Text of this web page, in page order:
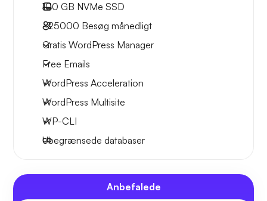
100 GB NVMe SSD
~25000 Besøg månedligt
Gratis WordPress Manager
Free Emails
WordPress Acceleration
WordPress Multisite
WP-CLI
Ubegrænsede databaser
Anbefalede